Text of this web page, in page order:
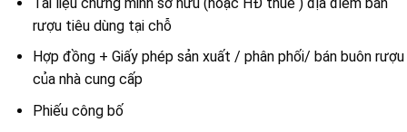
rượu tiêu dùng tại chỗ
Hợp đồng + Giấy phép sản xuất / phân phối/ bán buôn rượu
của nhà cung cấp
Phiếu công bố